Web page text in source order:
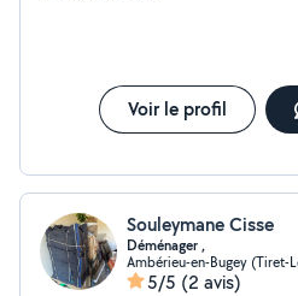
Voir le profil
Souleymane Cisse
Déménager ,
Ambérieu-en-Bugey (Tiret-
5/5 (2 avis)